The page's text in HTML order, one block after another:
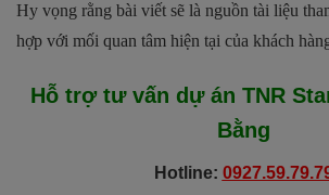
Hy vọng rằng bài viết sẽ là nguồn tài liệu
hợp với mối quan tâm hiện tại của khách
Hỗ trợ tư vấn dự án TNR
Bằng
Hotline: